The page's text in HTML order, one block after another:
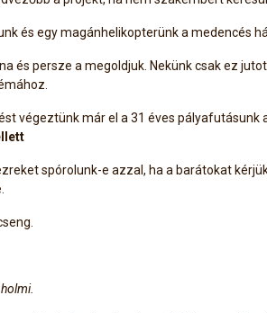
és egy magánhelikopterünk a medencés
és persze a megoldjuk. Nekünk csak ez
végeztünk már el a 31 éves
spórolunk-e azzal, ha a barátokat